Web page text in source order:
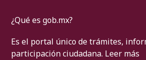
¿Qué es gob.mx?
Es el portal único de trámites,
participación ciudadana. Leer más